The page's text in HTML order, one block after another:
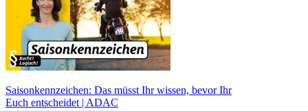
Saisonkennzeichen: Das müsst Ihr wissen, bevor Ihr
Euch entscheidet | ADAC